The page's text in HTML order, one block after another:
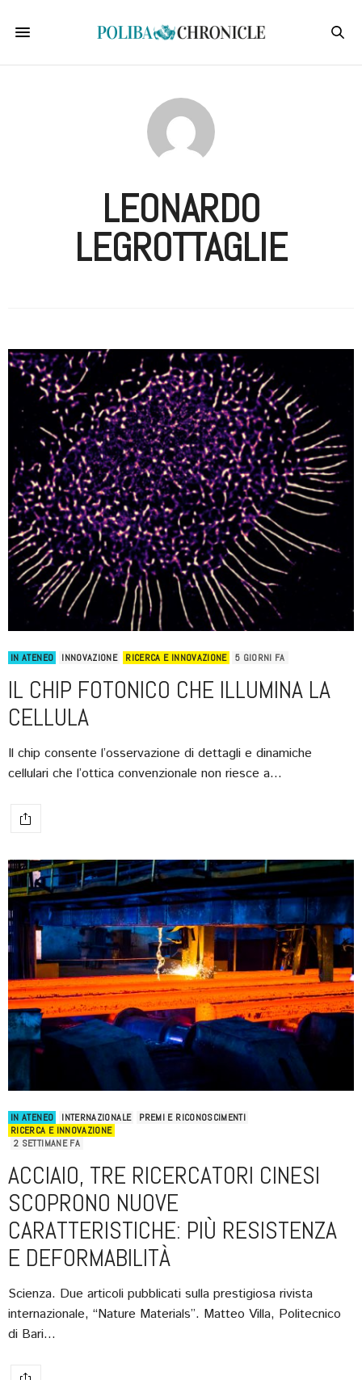
LEONARDO
LEGROTTAGLIE
IN ATENEO INNOVAZIONE RICERCA E INNOVAZIONE 5 GIORNI FA
IL CHIP FOTONICO CHE ILLUMINA LA
CELLULA
Il chip consente l’osservazione di dettagli e dinamiche
cellulari che l’ottica convenzionale non riesce a…
IN ATENEO INTERNAZIONALE
PREMI E RICONOSCIMENTI
RICERCA E INNOVAZIONE
2 SETTIMANE FA
ACCIAIO, TRE RICERCATORI CINESI
SCOPRONO NUOVE
CARATTERISTICHE: PIÙ RESISTENZA
E DEFORMABILITÀ
Scienza. Due articoli pubblicati sulla prestigiosa rivista
internazionale, “Nature Materials”. Matteo Villa, Politecnico
di Bari…